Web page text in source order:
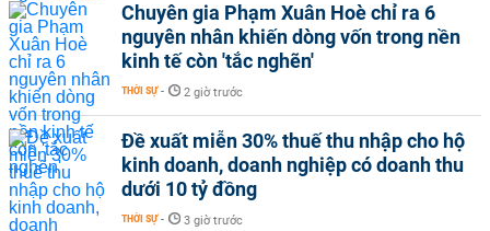
Chuyên gia Phạm Xuân Hoè chỉ ra 6
nguyên nhân khiến dòng vốn trong nền
kinh tế còn 'tắc nghẽn'
THỜI SỰ - 2 giờ trước
Đề xuất miễn 30% thuế thu nhập cho hộ
kinh doanh, doanh nghiệp có doanh thu
dưới 10 tỷ đồng
THỜI SỰ - 3 giờ trước